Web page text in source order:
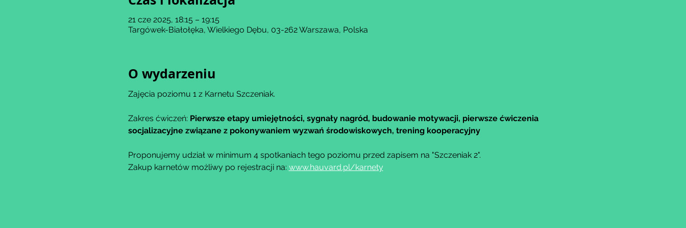
21 cze 2025, 18:15 – 19:15
Targówek-Białołęka, Wielkiego Dębu, 03-262 Warszawa, Polska
O wydarzeniu
Zajęcia poziomu 1 z Karnetu Szczeniak.
Zakres ćwiczeń: Pierwsze etapy umiejętności, sygnały nagród, budowanie motywacji, pierwsze ćwiczenia
socjalizacyjne związane z pokonywaniem wyzwań środowiskowych, trening kooperacyjny
Proponujemy udział w minimum 4 spotkaniach tego poziomu przed zapisem na "Szczeniak 2".
Zakup karnetów możliwy po rejestracji na: www.hauvard.pl/karnety